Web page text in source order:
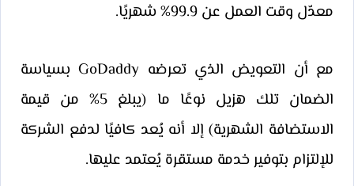
معدّل وقت العمل عن 99.9% شهريًا.
مع أن التعويض الذي تعرضه GoDaddy بسياسة
الضمان تلك هزيل نوعًا ما (يبلغ 5% من قيمة
الاستضافة الشهرية) إلا أنه يُعد كافيًا لدفع الشركة
للإلتزام بتوفير خدمة مستقرة يُعتمد عليها.